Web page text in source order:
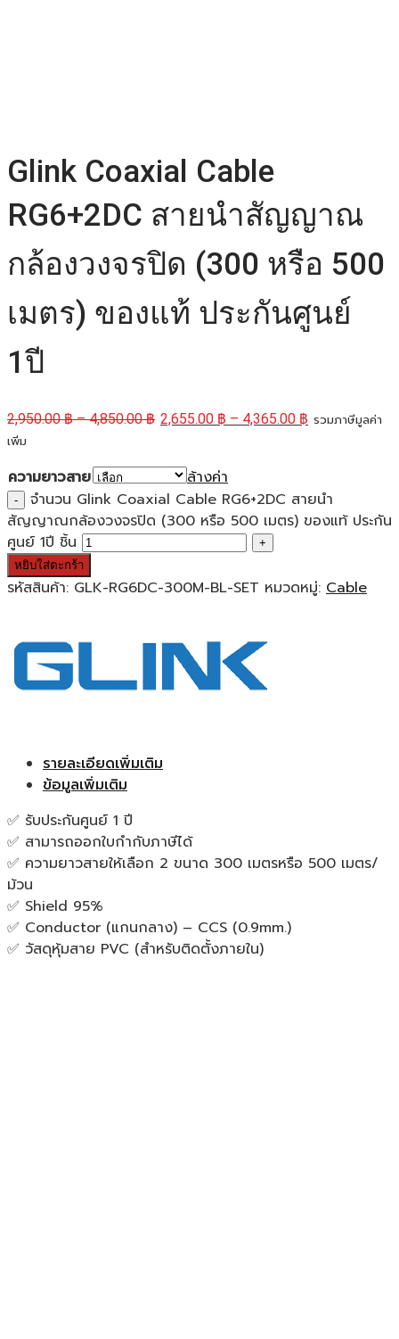
Glink Coaxial Cable
RG6+2DC สายนำสัญญาณ
กล้องวงจรปิด (300 หรือ 500
เมตร) ของแท้ ประกันศูนย์
1ปี
2,950.00฿–4,850.00฿ 2,655.00 ฿ – 4,365.00 ฿ รวมภาษีมูลค่า
เพิ่ม
ความยาวสาย
ล้างค่า
จำนวน Glink Coaxial Cable RG6+2DC สายนำ
สัญญาณกล้องวงจรปิด (300 หรือ 500 เมตร) ของแท้ ประกัน
ศูนย์ 1ปี ชิ้น
หยิบใส่ตะกร้า
รหัสสินค้า: GLK-RG6DC-300M-BL-SET หมวดหมู่: Cable
รายละเอียดเพิ่มเติม
ข้อมูลเพิ่มเติม
✅ รับประกันศูนย์ 1 ปี
✅ สามารถออกใบกำกับภาษีได้
✅ ความยาวสายให้เลือก 2 ขนาด 300 เมตรหรือ 500 เมตร/
ม้วน
✅ Shield 95%
✅ Conductor (แกนกลาง) – CCS (0.9mm.)
✅ วัสดุหุ้มสาย PVC (สำหรับติดตั้งภายใน)